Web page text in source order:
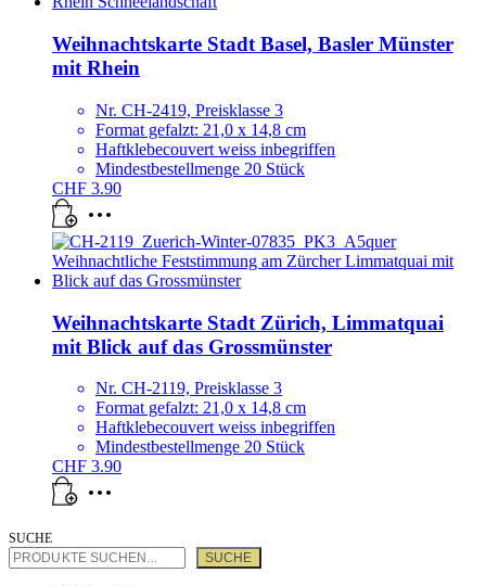
Weihnachtskarte Stadt Basel, Basler Münster
mit Rhein
Nr. CH-2419, Preisklasse 3
Format gefalzt: 21,0 x 14,8 cm
Haftklebecouvert weiss inbegriffen
Mindestbestellmenge 20 Stück
CHF 3.90
Weihnachtskarte Stadt Zürich, Limmatquai
mit Blick auf das Grossmünster
Nr. CH-2119, Preisklasse 3
Format gefalzt: 21,0 x 14,8 cm
Haftklebecouvert weiss inbegriffen
Mindestbestellmenge 20 Stück
CHF 3.90
SUCHE
SUCHE